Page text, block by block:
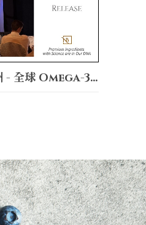
GOED 2026 首度登陸亞洲 - 全球 Omega-3 產業齊聚新加坡